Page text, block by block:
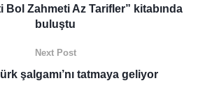
Bol Zahmeti Az Tarifler” kitabında
buluştu
Next Post
şalgamı’nı tatmaya geliyor